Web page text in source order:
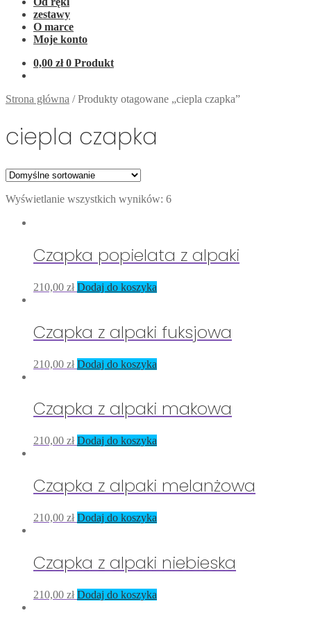
zestawy
O marce
Moje konto
0,00 zł 0 Produkt
Strona główna /Produkty otagowane „ciepla czapka”
ciepla czapka
Wyświetlanie wszystkich wyników: 6
Czapka popielata z alpaki
210,00 zł Dodaj do koszyka
Czapka z alpaki fuksjowa
210,00 zł Dodaj do koszyka
Czapka z alpaki makowa
210,00 zł Dodaj do koszyka
Czapka z alpaki melanżowa
210,00 zł Dodaj do koszyka
Czapka z alpaki niebieska
210,00 zł Dodaj do koszyka